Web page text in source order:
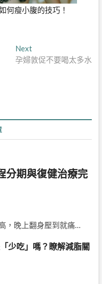
何瘦小腹的技巧！
NextNext
post:
孕婦敦促不要喝太多水
分期與復健治療完
，晚上翻身壓到就痛…
少吃」嗎？瞭解減脂關